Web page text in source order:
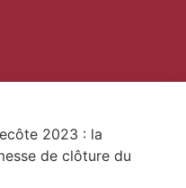
2023 : la
de clôture du